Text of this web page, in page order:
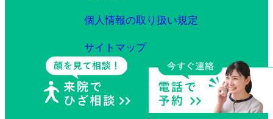
個人情報の取り扱い規定
サイトマップ
Copyright© 札幌ひざのセルクリニック All rights reserved.